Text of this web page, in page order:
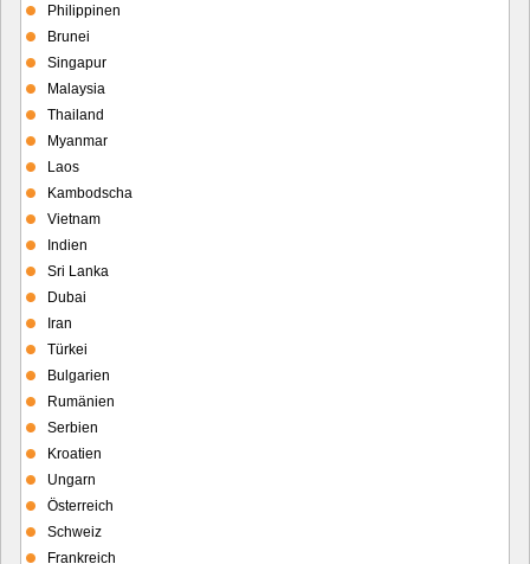
Philippinen
Brunei
Singapur
Malaysia
Thailand
Myanmar
Laos
Kambodscha
Vietnam
Indien
Sri Lanka
Dubai
Iran
Türkei
Bulgarien
Rumänien
Serbien
Kroatien
Ungarn
Österreich
Schweiz
Frankreich